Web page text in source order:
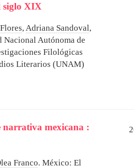
siglo XIX
,Adriana Sandoval,
Autónoma de
Filológicas
Literarios (UNAM)
narrativa mexicana :
Franco.México: El